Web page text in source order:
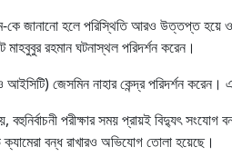
কে জানানো হলে পরিস্থিতি আরও উত্তপ্ত হয়ে
মাহবুবুর রহমান ঘটনাস্থল পরিদর্শন করেন।
জেসমিন নাহার কেন্দ্র পরিদর্শন করেন। এ
পরীক্ষার সময় প্রায়ই বিদ্যুৎ সংযোগ
বন্ধ রাখারও অভিযোগ তোলা হয়েছে।